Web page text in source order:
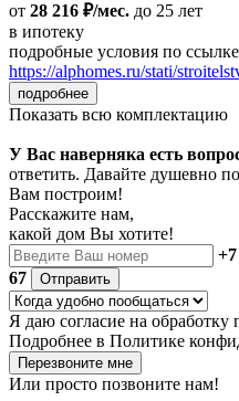
от 28 216 ₽/мес. до 25 лет
в ипотеку
подробные условия по ссылке
https://alphomes.ru/stati/
подробнее
Показать всю комплектацию
У Вас наверняка есть
ответить. Давайте душевно
Вам построим!
Расскажите нам,
какой дом Вы хотите!
67
Отправить
Я даю согласие на обработку
Подробнее в Политике
Перезвоните мне
Или просто позвоните нам!